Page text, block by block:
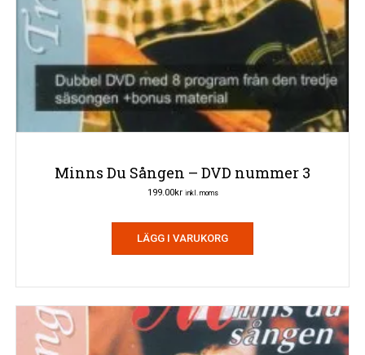
Minns Du Sången – DVD nummer 3
199.00kr inkl. moms
LÄGG I VARUKORG